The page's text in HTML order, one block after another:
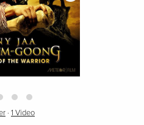
· 1 Video